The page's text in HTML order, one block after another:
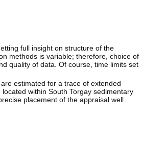
full insight on structure of the
methods is variable; therefore, choice of
quality of data. Of course, time limits set
estimated for a trace of extended
within South Torgay sedimentary
placement of the appraisal well